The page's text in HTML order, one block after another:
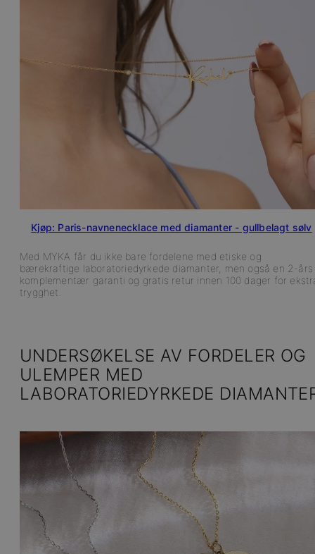
Med MYKA får du ikke bare fordelene med etiske og
bærekraftige laboratoriedyrkede diamanter, men også en 2-års
komplementær garanti og gratis retur innen 100 dager for
trygghet.
Kjøp: Paris-navnenecklace med diamanter - gullbelagt sølv
UNDERSØKELSE AV FORDELER OG
ULEMPER MED
LABORATORIEDYRKEDE